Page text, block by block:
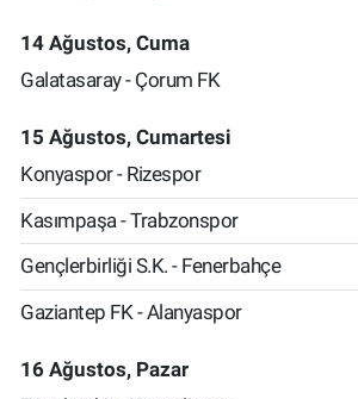
14 Ağustos, Cuma
Galatasaray - Çorum FK
15 Ağustos, Cumartesi
Konyaspor - Rizespor
Kasımpaşa - Trabzonspor
Gençlerbirliği S.K. - Fenerbahçe
Gaziantep FK - Alanyaspor
16 Ağustos, Pazar